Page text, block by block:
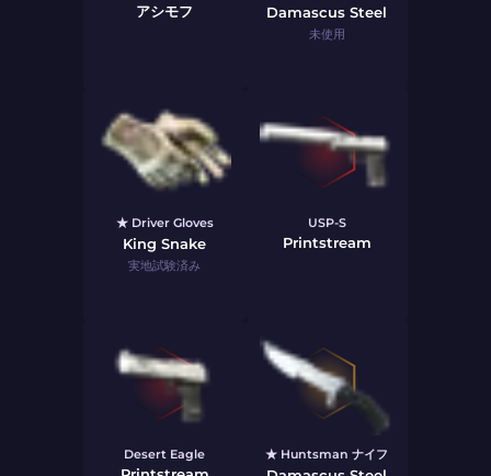
アシモフ Damascus Steel
未使用
★ Driver Gloves
King Snake
実地試験済み
USP-S
Printstream
Desert Eagle ★ Huntsman ナイフ